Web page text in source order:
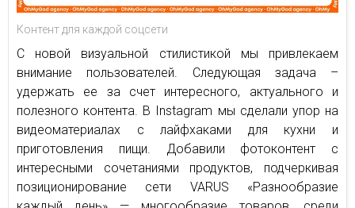
Контент для каждой соцсети
С новой визуальной стилистикой мы привлекаем
внимание пользователей. Следующая задача –
удержать ее за счет интересного, актуального и
полезного контента. В Instagram мы сделали упор на
видеоматериалах с лайфхаками для кухни и
приготовления пищи. Добавили фотоконтент с
интересными сочетаниями продуктов, подчеркивая
позиционирование сети VARUS «Разнообразие